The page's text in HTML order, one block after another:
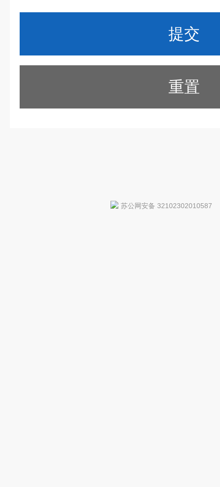
重置
苏公网安备 32102302010587